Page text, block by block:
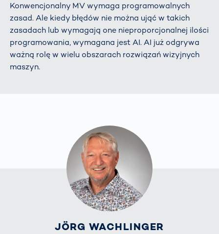
Konwencjonalny MV wymaga programowalnych
zasad. Ale kiedy błędów nie można ująć w takich
zasadach lub wymagają one nieproporcjonalnej ilości
programowania, wymagana jest AI. AI już odgrywa
ważną rolę w wielu obszarach rozwiązań wizyjnych
maszyn.
JÖRG WACHLINGER